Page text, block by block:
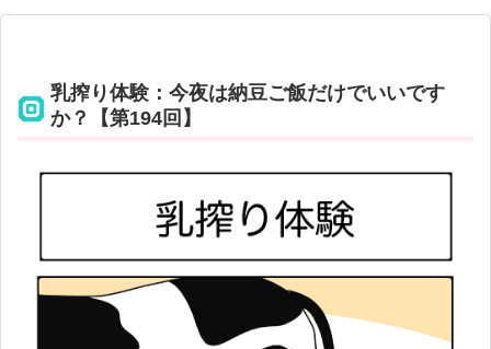
乳搾り体験：今夜は納豆ご飯だけでいいです
か？【第194回】